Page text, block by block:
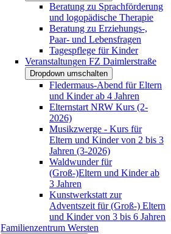
Beratung zu Sprachförderung
und logopädische Therapie
Beratung zu Erziehungs-,
Paar- und Lebensfragen
Tagespflege für Kinder
Veranstaltungen FZ Daimlerstraße
Dropdown umschalten
Fledermaus-Abend für Eltern
und Kinder ab 4 Jahren
Elternstart NRW Kurs (2-
2026)
Musikzwerge - Kurs für
Eltern und Kinder von 2 bis 3
Jahren (3-2026)
Waldwunder für
(Groß-)Eltern und Kinder ab
3 Jahren
Kunstwerkstatt zur
Adventszeit für (Groß-) Eltern
und Kinder von 3 bis 6 Jahren
Familienzentrum Wersten